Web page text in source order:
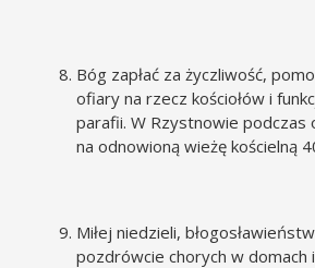
Bóg zapłać za życzliwość,
ofiary na rzecz kościołów i
parafii. W Rzystnowie podczas
na odnowioną wieżę kościelną
Miłej niedzieli,
pozdrówcie chorych w domach